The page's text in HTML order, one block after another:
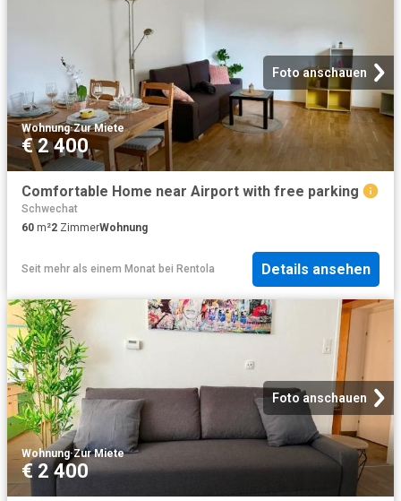
Foto anschauen
Wohnung·Zur Miete
€ 2 400
Comfortable Home near Airport with free parking
Schwechat
60 m²2 ZimmerWohnung
Seit mehr als einem Monat bei Rentola Details ansehen
Foto anschauen
Wohnung·Zur Miete
€ 2 400